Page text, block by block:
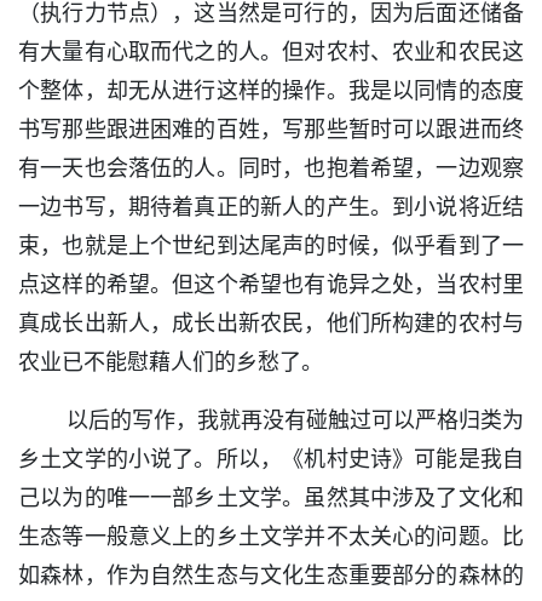
（执行力节点），这当然是可行的，因为后面还储备
有大量有心取而代之的人。但对农村、农业和农民这
个整体，却无从进行这样的操作。我是以同情的态度
书写那些跟进困难的百姓，写那些暂时可以跟进而终
有一天也会落伍的人。同时，也抱着希望，一边观察
一边书写，期待着真正的新人的产生。到小说将近结
束，也就是上个世纪到达尾声的时候，似乎看到了一
点这样的希望。但这个希望也有诡异之处，当农村里
真成长出新人，成长出新农民，他们所构建的农村与
农业已不能慰藉人们的乡愁了。
以后的写作，我就再没有碰触过可以严格归类为
乡土文学的小说了。所以，《机村史诗》可能是我自
己以为的唯一一部乡土文学。虽然其中涉及了文化和
生态等一般意义上的乡土文学并不太关心的问题。比
如森林，作为自然生态与文化生态重要部分的森林的